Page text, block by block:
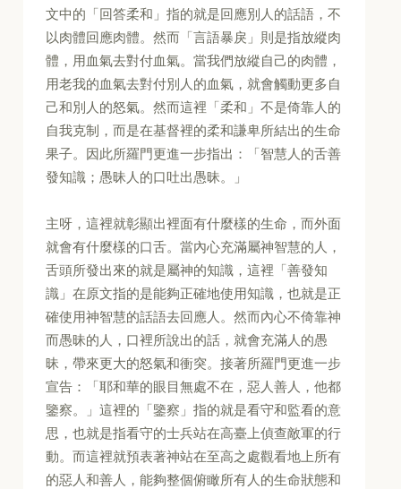
文中的「回答柔和」指的就是回應別人的話語，不
以肉體回應肉體。然而「言語暴戾」則是指放縱肉
體，用血氣去對付血氣。當我們放縱自己的肉體，
用老我的血氣去對付別人的血氣，就會觸動更多自
己和別人的怒氣。然而這裡「柔和」不是倚靠人的
自我克制，而是在基督裡的柔和謙卑所結出的生命
果子。因此所羅門更進一步指出：「智慧人的舌善
發知識；愚昧人的口吐出愚昧。」
主呀，這裡就彰顯出裡面有什麼樣的生命，而外面
就會有什麼樣的口舌。當內心充滿屬神智慧的人，
舌頭所發出來的就是屬神的知識，這裡「善發知
識」在原文指的是能夠正確地使用知識，也就是正
確使用神智慧的話語去回應人。然而內心不倚靠神
而愚昧的人，口裡所說出的話，就會充滿人的愚
昧，帶來更大的怒氣和衝突。接著所羅門更進一步
宣告：「耶和華的眼目無處不在，惡人善人，他都
鑒察。」這裡的「鑒察」指的就是看守和監看的意
思，也就是指看守的士兵站在高臺上偵查敵軍的行
動。而這裡就預表著神站在至高之處觀看地上所有
的惡人和善人，能夠整個俯瞰所有人的生命狀態和